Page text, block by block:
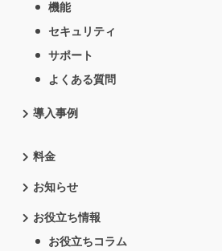
機能
セキュリティ
サポート
よくある質問
導入事例
料金
お知らせ
お役立ち情報
お役立ちコラム